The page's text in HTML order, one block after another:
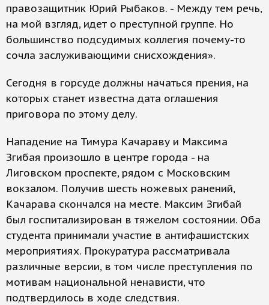
правозащитник Юрий Рыбаков. - Между тем речь,
на мой взгляд, идет о преступной группе. Но
большинство подсудимых коллегия почему-то
сочла заслуживающими снисхождения».
Сегодня в горсуде должны начаться прения, на
которых станет известна дата оглашения
приговора по этому делу.
Нападение на Тимура Качараву и Максима
Згибая произошло в центре города - на
Лиговском проспекте, рядом с Московским
вокзалом. Получив шесть ножевых ранений,
Качарава скончался на месте. Максим Згибай
был госпитализирован в тяжелом состоянии. Оба
студента принимали участие в антифашистских
мероприятиях. Прокуратура рассматривала
различные версии, в том числе преступления по
мотивам национальной ненависти, что
подтвердилось в ходе следствия.